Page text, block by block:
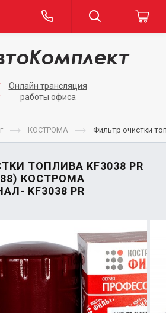
Онлайн трансляция
работы офиса
КОСТРОМА Фильтр очистки
ТОПЛИВА KF3038 PR
КОСТРОМА
KF3038 PR